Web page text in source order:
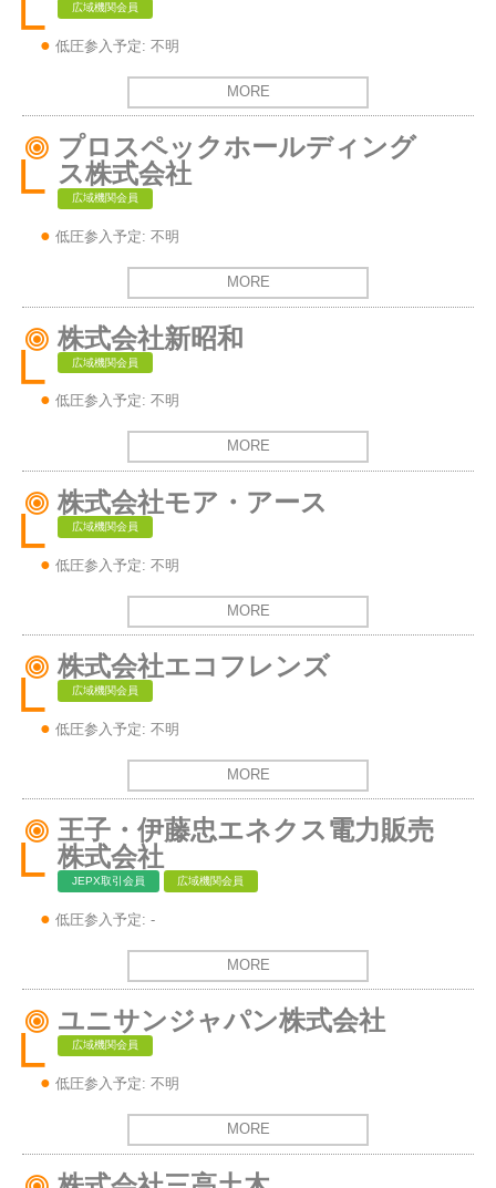
広域機関会員
低圧参入予定: 不明
MORE
プロスペックホールディング
ス株式会社
広域機関会員
低圧参入予定: 不明
MORE
株式会社新昭和
広域機関会員
低圧参入予定: 不明
MORE
株式会社モア・アース
広域機関会員
低圧参入予定: 不明
MORE
株式会社エコフレンズ
広域機関会員
低圧参入予定: 不明
MORE
王子・伊藤忠エネクス電力販売
株式会社
JEPX取引会員 広域機関会員
低圧参入予定: -
MORE
ユニサンジャパン株式会社
広域機関会員
低圧参入予定: 不明
MORE